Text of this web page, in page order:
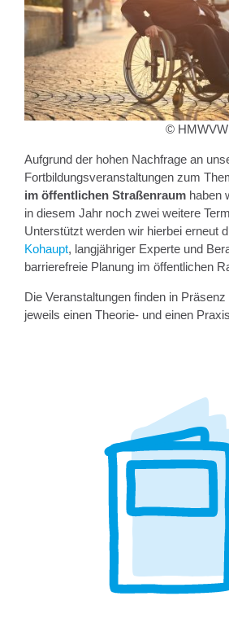
©
Aufgrund der hohen Nachfrage an
Fortbildungsveranstaltungen zum
im öffentlichen Straßenraum haben
in diesem Jahr noch zwei weitere
Unterstützt werden wir hierbei erneut
Kohaupt, langjähriger Experte und
barrierefreie Planung im öffentlichen
Die Veranstaltungen finden in
jeweils einen Theorie- und einen